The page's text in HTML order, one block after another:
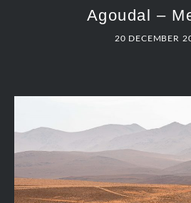
Agoudal –
20 DECEMBER